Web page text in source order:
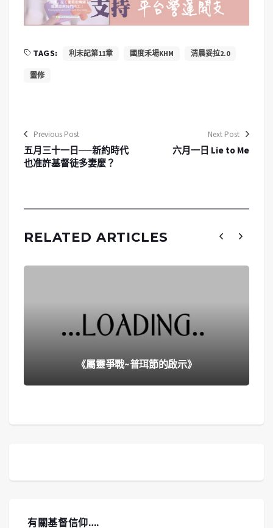
TAGS: 利未記第11章 國度禾場KHM 清晨妥拉2.0
靈修
Previous Post
五月三十一日──新約時代
也准許基督徒多妻麼？
Next Post
六月一日 Lie to Me
RELATED ARTICLES
《屬靈爭戰~普珥節的啟示》
有關基督信仰….